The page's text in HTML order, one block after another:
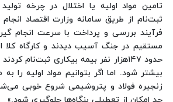
تامین مواد اولیه یا اختلال در چرخه
ثبت‌نام از طریق سامانه وزارت اقتصاد
فرآیند بررسی و پرداخت با سرعت انجام
مستقیم در جنگ آسیب دیدند و کارگاه کلا
حدود ۱۴۷هزار نفر بیمه بیکاری ثبت‌نام
بیشتر شود. اما اگر بتوانیم مواد اولیه را
زنجیره فولاد و پتروشیمی شروع خوبی